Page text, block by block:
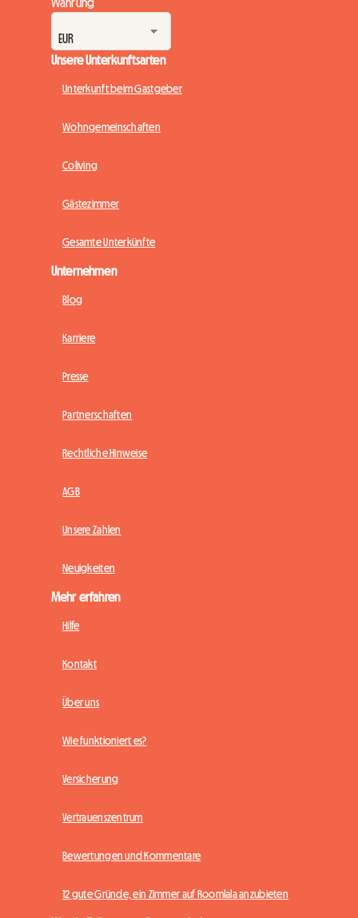
Unsere Unterkunftsarten
Unterkunft beim Gastgeber
Wohngemeinschaften
Coliving
Gästezimmer
Gesamte Unterkünfte
Unternehmen
Blog
Karriere
Presse
Partnerschaften
Rechtliche Hinweise
AGB
Unsere Zahlen
Neuigkeiten
Mehr erfahren
Hilfe
Kontakt
Über uns
Wie funktioniert es?
Versicherung
Vertrauenszentrum
Bewertungen und Kommentare
12 gute Gründe, ein Zimmer auf Roomlala anzubieten